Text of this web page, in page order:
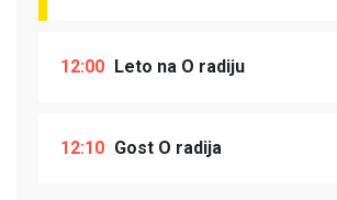
12:00 Leto na O radiju
12:10 Gost O radija